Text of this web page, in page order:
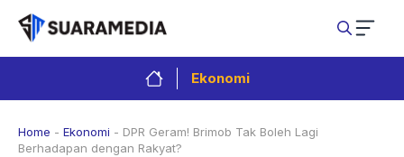
Langsung
isi
Ekonomi
Home - Ekonomi - DPR Geram! Brimob Tak Boleh Lagi
Berhadapan dengan Rakyat?